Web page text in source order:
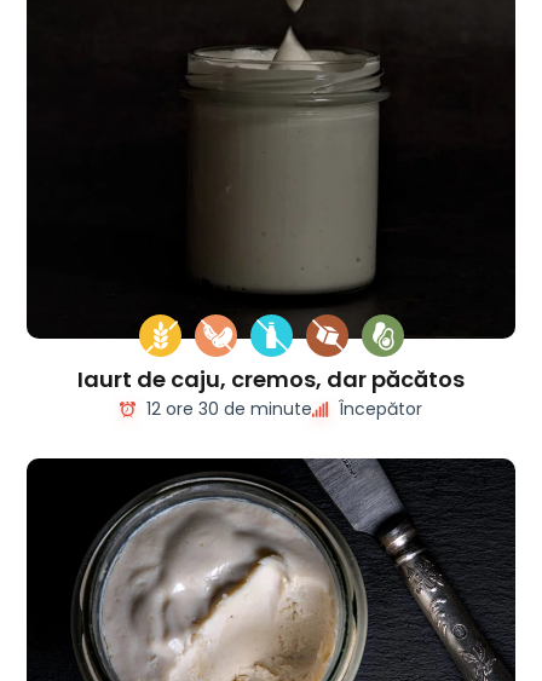
Iaurt de caju, cremos, dar păcătos
12 ore 30 de minute Începător